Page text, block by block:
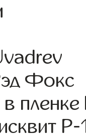
Фокс
пленке
Р-